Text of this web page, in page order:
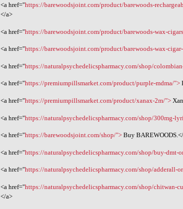
<a href="https://barewoodsjoint.com/product/barewoods-
</a>
<a href="https://barewoodsjoint.com/product/barewoods-wax-
<a href="https://barewoodsjoint.com/product/barewoods-wax-
<a href="https://naturalpsychedelicspharmacy.com/shop/
<a href="https://premiumpillsmarket.com/product/purple-mdma/">
<a href="https://premiumpillsmarket.com/product/xanax-2m/">
<a href="https://naturalpsychedelicspharmacy.com/shop/300mg-
<a href="https://barewoodsjoint.com/shop/"> Buy
<a href="https://naturalpsychedelicspharmacy.com/shop/buy-dmt-
<a href="https://naturalpsychedelicspharmacy.com/shop/adderall-
<a href="https://naturalpsychedelicspharmacy.com/shop/chitwan-
</a>